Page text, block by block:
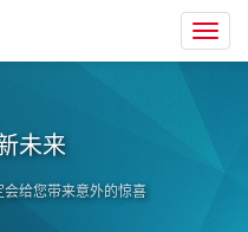
未来
给您带来意外的惊喜